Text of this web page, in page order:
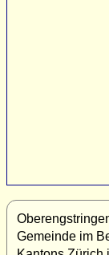
Gemeinde im